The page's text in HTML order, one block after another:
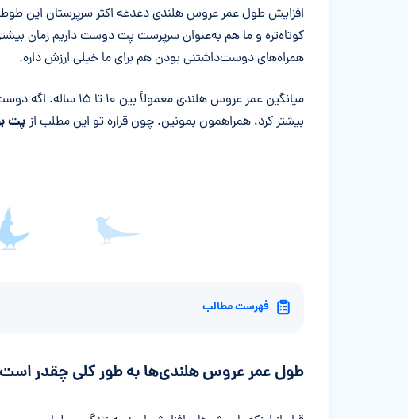
خلاصه مقاله
افزایش طول عمر عروس هلندی دغدغه اکثر سرپرستان این
کوتاه‌تره و ما هم به‌عنوان سرپرست پت دوست داریم زمان
همراه‌های دوست‌داشتنی بودن هم برای ما خیلی ارزش داره.
میانگین عمر عروس هلندی معمولاً بین ۱۰ تا ۱۵ ساله. اگه دوست دارین بدونین چطور میشه
بیشتر کرد، همراهمون بمونین. چون قراره تو این مطلب از پت
فهرست مطالب
طول عمر عروس هلندی‌ها به طور کلی چقدر